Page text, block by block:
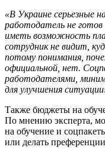
«В Украине серьезные
работодатель не
иметь возможность
сотрудник не видит,
потому понимания,
официальной, нет.
работодателями,
для улучшения
Также бюджеты на
По мнению эксперта,
на обучение и
или делать